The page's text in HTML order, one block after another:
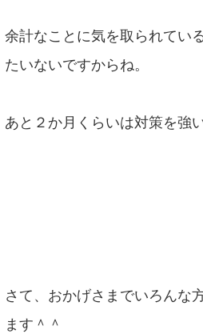
余計なことに気を取られてい
たいないですからね。
あと２か月くらいは対策を強
さて、おかげさまでいろんな
ます＾＾